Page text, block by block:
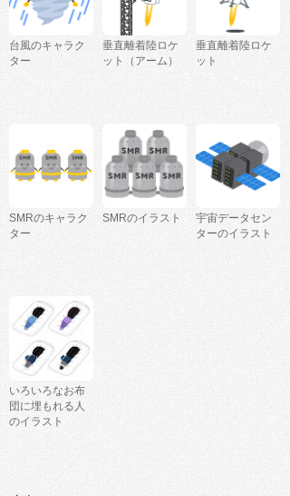
台風のキャラク
ター
垂直離着陸ロケ
ット（アーム）
垂直離着陸ロケ
ット
SMRのキャラク
ター
SMRのイラスト
宇宙データセン
ターのイラスト
いろいろなお布
団に埋もれる人
のイラスト